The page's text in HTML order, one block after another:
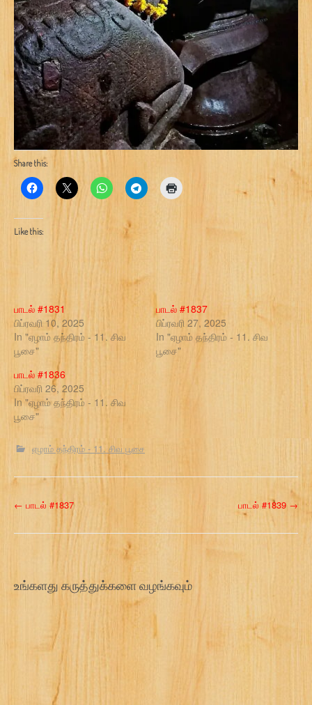
Share this:
Like this:
பாடல் #1831
பிப்ரவரி 10, 2025
In "ஏழாம் தந்திரம் - 11. சிவ
பூசை"
பாடல் #1837
பிப்ரவரி 27, 2025
In "ஏழாம் தந்திரம் - 11. சிவ
பூசை"
பாடல் #1836
பிப்ரவரி 26, 2025
In "ஏழாம் தந்திரம் - 11. சிவ
பூசை"
ஏழாம் தந்திரம் - 11. சிவ பூசை
P
o
t
← பாடல் #1837 பாடல் #1839 →
உங்களது கருத்துக்களை வழங்கவும்